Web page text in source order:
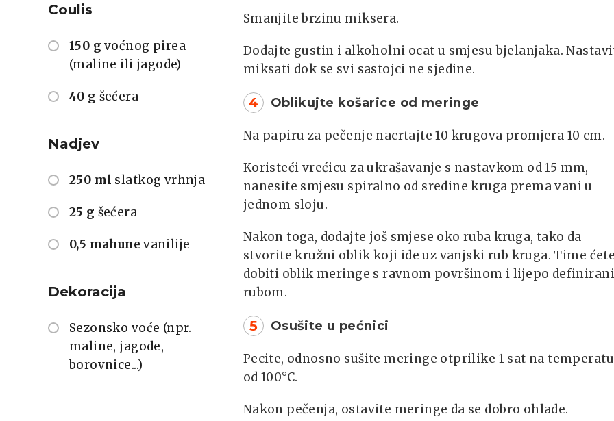
Coulis
150 g voćnog pirea
(maline ili jagode)
40 g šećera
Nadjev
250 ml slatkog vrhnja
25 g šećera
0,5 mahune vanilije
Dekoracija
Sezonsko voće (npr.
maline, jagode,
borovnice...)
Smanjite brzinu miksera.
Dodajte gustin i alkoholni ocat u smjesu bjelanjaka.
miksati dok se svi sastojci ne sjedine.
4 Oblikujte košarice od meringe
Na papiru za pečenje nacrtajte 10 krugova promjera 10 cm.
Koristeći vrećicu za ukrašavanje s nastavkom od 15 mm,
nanesite smjesu spiralno od sredine kruga prema vani u
jednom sloju.
Nakon toga, dodajte još smjese oko ruba kruga, tako da
stvorite kružni oblik koji ide uz vanjski rub kruga. Time ćete
dobiti oblik meringe s ravnom površinom i lijepo
rubom.
5 Osušite u pećnici
Pecite, odnosno sušite meringe otprilike 1 sat na
od 100°C.
Nakon pečenja, ostavite meringe da se dobro ohlade.